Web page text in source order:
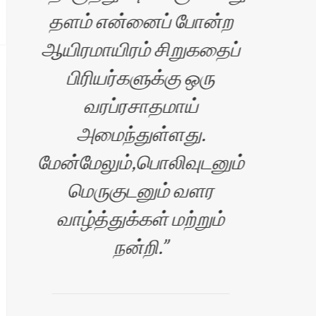
தளம் என்னைப் போன்ற
ஆயிரமாயிரம் சிறுகதைப்
பிரியர்களுக்கு ஒரு
வரப்ரசாதமாய்
அமைந்துள்ளது.
மேன்மேலும்,பொலிவுடனும்
மெருகுடனும் வளர
வாழ்த்துக்கள் மற்றும்
நன்றி.